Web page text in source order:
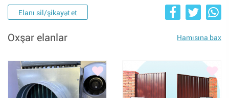
Elanı sil/şikayət et
Oxşar elanlar Hamısına bax